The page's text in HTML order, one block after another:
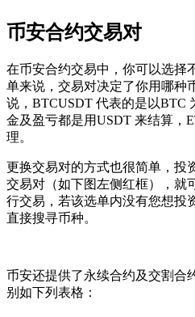
币安合约交易对
在币安合约交易中，你可以选择
单来说，交易对决定了你用哪种
说，BTCUSDT 代表的是以BTC
金及盈亏都是用USDT 来结算，
理。
更换交易对的方式也很简单，投
交易对（如下图左侧红框），就
行交易，若该选单内没有您想投
直接搜寻币种。
币安还提供了永续合约及交割合
别如下列表格：